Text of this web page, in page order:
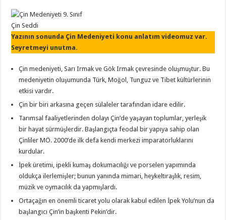
Çin Seddi
Yazının sonunda Çin Medeniyeti konu anlatım videomuz var.
Seyretmeyi unutma.
Çin medeniyeti, Sarı Irmak ve Gök Irmak çevresinde oluşmuştur. Bu
medeniyetin oluşumunda Türk, Moğol, Tunguz ve Tibet kültürlerinin
etkisi vardır.
Çin bir biri arkasına geçen sülaleler tarafından idare edilir.
Tarımsal faaliyetlerinden dolayı Çin’de yaşayan toplumlar, yerleşik
bir hayat sürmüşlerdir. Başlangıçta feodal bir yapıya sahip olan
Çinliler MÖ. 2000’de ilk defa kendi merkezi imparatorluklarını
kurdular.
İpek üretimi, ipekli kumaş dokumacılığı ve porselen yapımında
oldukça ilerlemişler; bunun yanında mimari, heykeltıraşlık, resim,
müzik ve oymacılık da yapmışlardı.
Ortaçağın en önemli ticaret yolu olarak kabul edilen İpek Yolu’nun da
başlangıcı Çin’in başkenti Pekin’dir.